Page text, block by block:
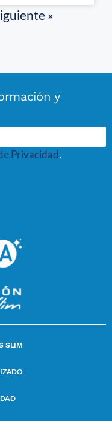
»
y
Privacidad.
SLIM